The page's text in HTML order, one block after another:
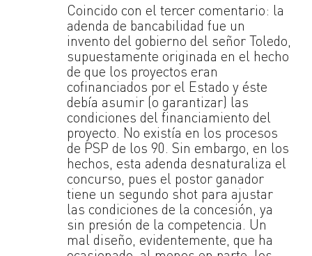
Coincido con el tercer comentario: la
adenda de bancabilidad fue un
invento del gobierno del señor Toledo,
supuestamente originada en el hecho
de que los proyectos eran
cofinanciados por el Estado y éste
debía asumir (o garantizar) las
condiciones del financiamiento del
proyecto. No existía en los procesos
de PSP de los 90. Sin embargo, en los
hechos, esta adenda desnaturaliza el
concurso, pues el postor ganador
tiene un segundo shot para ajustar
las condiciones de la concesión, ya
sin presión de la competencia. Un
mal diseño, evidentemente, que ha